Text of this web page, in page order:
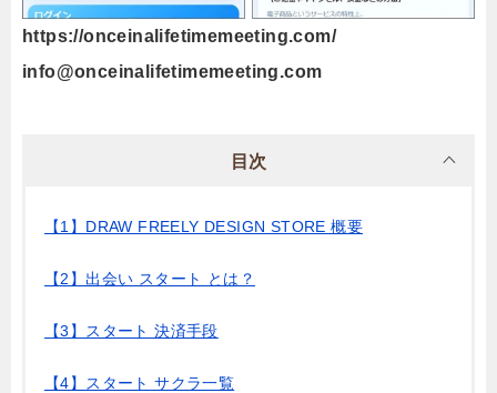
https://onceinalifetimemeeting.com/
info@onceinalifetimemeeting.com
目次
【1】DRAW FREELY DESIGN STORE 概要
【2】出会い スタート とは？
【3】スタート 決済手段
【4】スタート サクラ一覧